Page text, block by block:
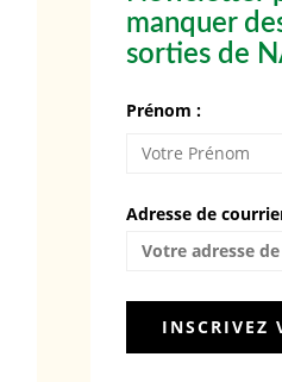
manquer
sorties de
Prénom :
Adresse de